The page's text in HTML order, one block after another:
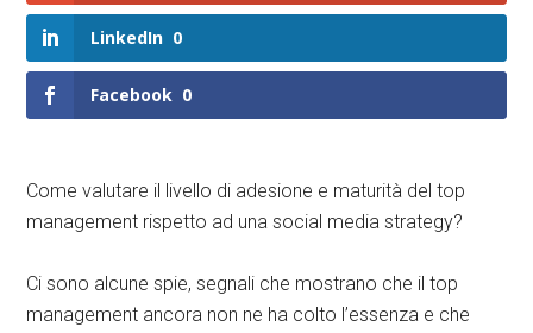
LinkedIn 0
Facebook 0
Come valutare il livello di adesione e maturità del top
management rispetto ad una social media strategy?
Ci sono alcune spie, segnali che mostrano che il top
management ancora non ne ha colto l’essenza e che